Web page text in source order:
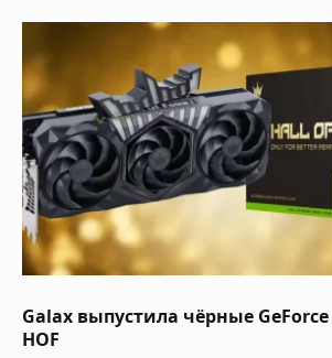
Galax выпустила чёрные GeForce
HOF